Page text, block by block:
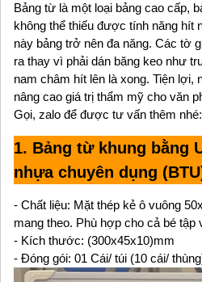
Bảng từ là một loại bảng cao cấp,
không thể thiếu được tính năng hít
này bảng trở nên đa năng. Các tờ
ra thay vì phải dán băng keo như
nam châm hít lên là xong. Tiện lợi,
nâng cao giá trị thẩm mỹ cho văn
Gọi, zalo để được tư vấn thêm
1. Bảng từ khung bằng
nhựa chuyên dụng
- Chất liệu: Mặt thép kẻ ô vuông
mang theo. Phù hợp cho cả bé tập
- Kích thước: (300x45x10)mm
- Đóng gói: 01 Cái/ túi (10 cái/